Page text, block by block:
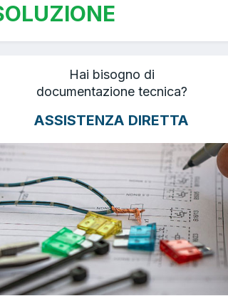
Hai bisogno di
documentazione tecnica?
ASSISTENZA DIRETTA